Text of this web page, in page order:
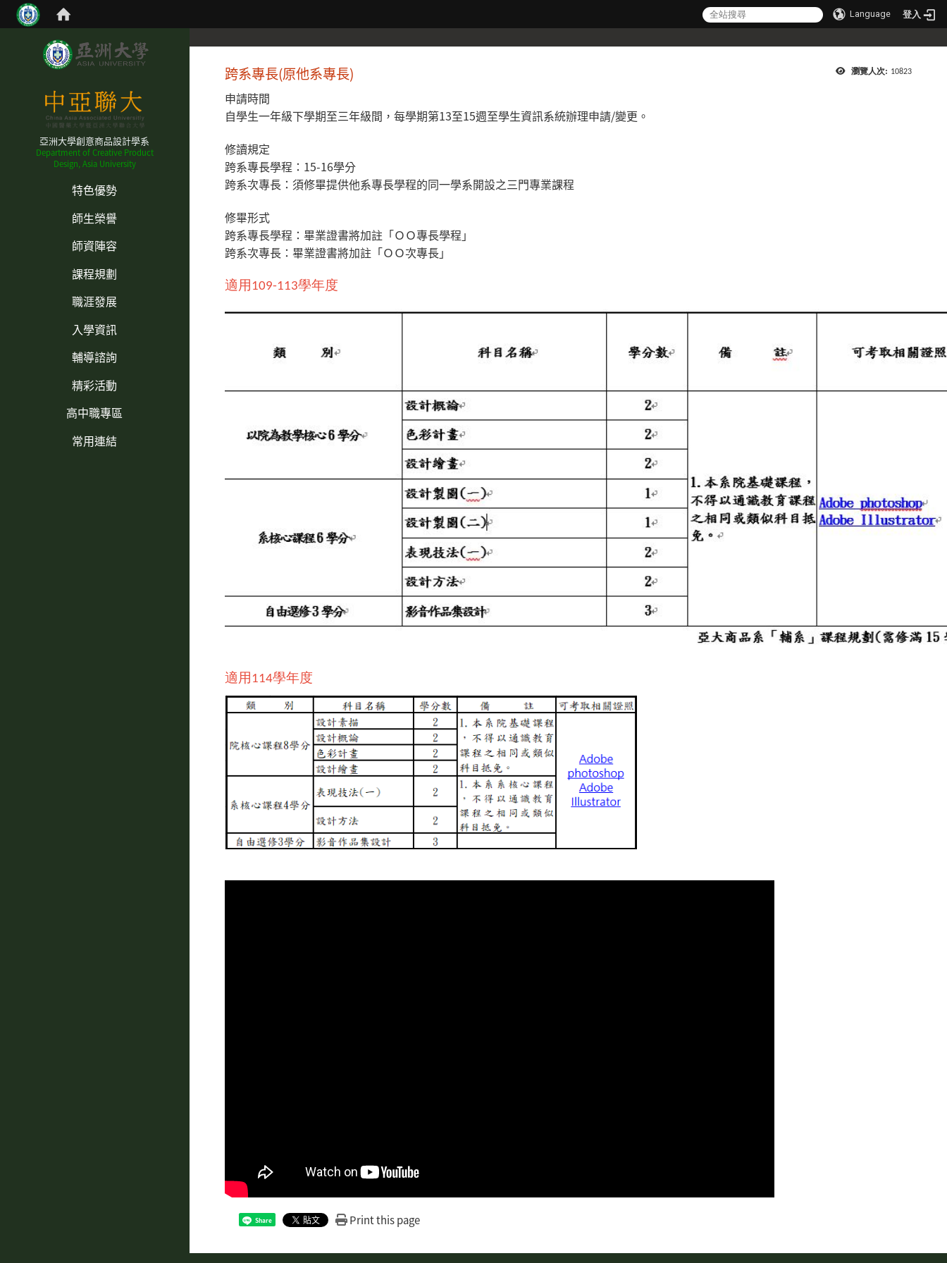
Language 登入
亞洲大學創意商品設計學系
Department of Creative Product
Design, Asia University
特色優勢
師生榮譽
師資陣容
課程規劃
職涯發展
入學資訊
輔導諮詢
精彩活動
高中職專區
常用連結
瀏覽人次: 10823
跨系專長(原他系專長)
申請時間
自學生一年級下學期至三年級間，每學期第13至15週至學生資訊系統辦理申請/變更。
修讀規定
跨系專長學程：15-16學分
跨系次專長：須修畢提供他系專長學程的同一學系開設之三門專業課程
修畢形式
跨系專長學程：畢業證書將加註「ＯＯ專長學程」
跨系次專長：畢業證書將加註「ＯＯ次專長」
適用109-113學年度
適用114學年度
Share Print this page